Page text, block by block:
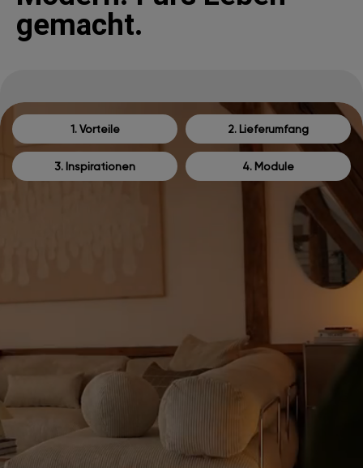
gemacht.
1. Vorteile 2. Lieferumfang
3. Inspirationen 4. Module